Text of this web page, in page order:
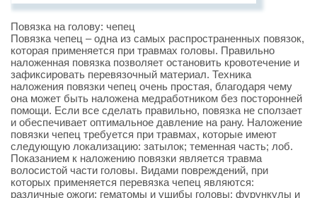
Повязка на голову: чепец
Повязка чепец – одна из самых распространенных повязок,
которая применяется при травмах головы. Правильно
наложенная повязка позволяет остановить кровотечение и
зафиксировать перевязочный материал. Техника
наложения повязки чепец очень простая, благодаря чему
она может быть наложена медработником без посторонней
помощи. Если все сделать правильно, повязка не сползает
и обеспечивает оптимальное давление на рану. Наложение
повязки чепец требуется при травмах, которые имеют
следующую локализацию: затылок; теменная часть; лоб.
Показанием к наложению повязки является травма
волосистой части головы. Видами повреждений, при
которых применяется перевязка чепец являются:
различные ожоги; гематомы и ушибы головы; фурункулы и